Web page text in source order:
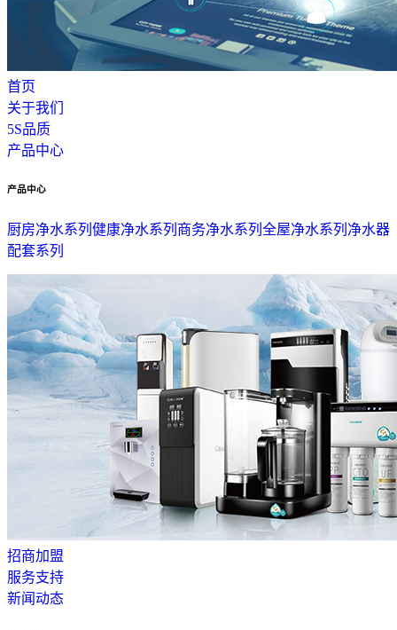
首页
关于我们
5S品质
产品中心
产品中心
厨房净水系列 健康净水系列 商务净水系列 全屋净水系列 净水器
配套系列
招商加盟
服务支持
新闻动态